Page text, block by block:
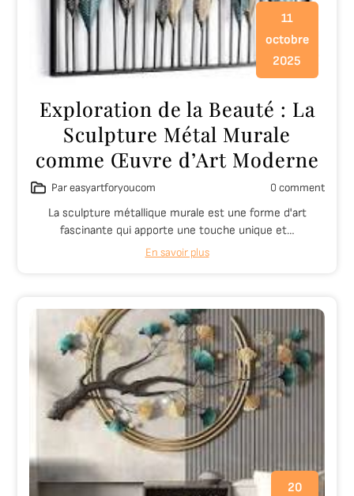
11
octobre
2025
Exploration de la Beauté : La
Sculpture Métal Murale
comme Œuvre d’Art Moderne
Par easyartforyoucom 0 comment
La sculpture métallique murale est une forme d'art
fascinante qui apporte une touche unique et…
En savoir plus
20